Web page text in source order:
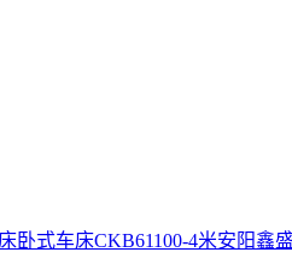
卧式车床CKB61100-4米安阳鑫